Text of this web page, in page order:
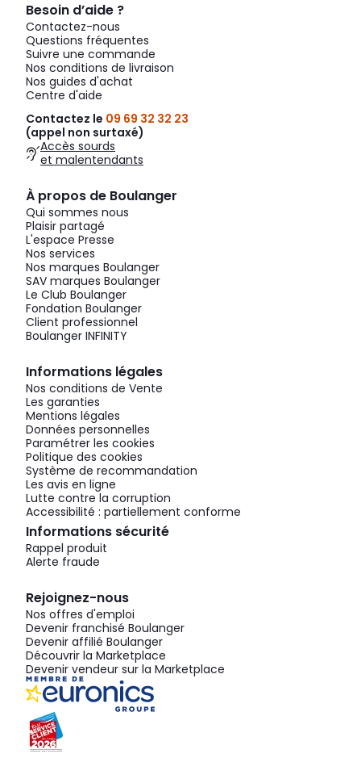
Besoin d’aide ?
Contactez-nous
Questions fréquentes
Suivre une commande
Nos conditions de livraison
Nos guides d'achat
Centre d'aide
Contactez le 09 69 32 32 23
(appel non surtaxé)
Accès sourds
et malentendants
À propos de Boulanger
Qui sommes nous
Plaisir partagé
L'espace Presse
Nos services
Nos marques Boulanger
SAV marques Boulanger
Le Club Boulanger
Fondation Boulanger
Client professionnel
Boulanger INFINITY
Informations légales
Nos conditions de Vente
Les garanties
Mentions légales
Données personnelles
Paramétrer les cookies
Politique des cookies
Système de recommandation
Les avis en ligne
Lutte contre la corruption
Accessibilité : partiellement conforme
Informations sécurité
Rappel produit
Alerte fraude
Rejoignez-nous
Nos offres d'emploi
Devenir franchisé Boulanger
Devenir affilié Boulanger
Découvrir la Marketplace
Devenir vendeur sur la Marketplace